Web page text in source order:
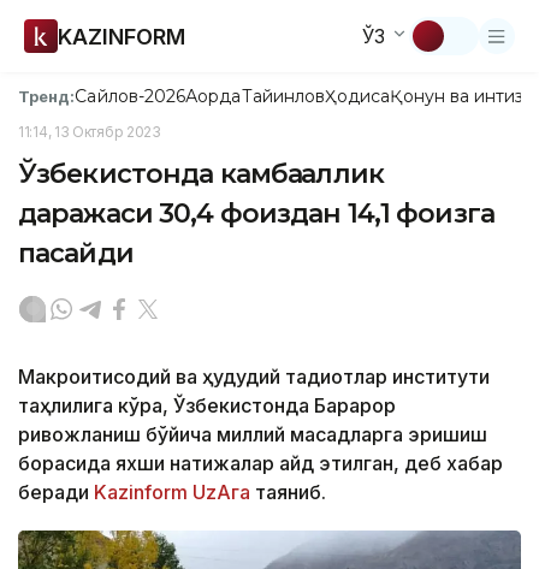
KAZINFORM ЎЗ
Тренд:Сайлов-2026АқордаТайинловҲодисаҚонун ва
11:14, 13 Октябр 2023
Ўзбекистонда камбағаллик
даражаси 30,4 фоиздан 14,1 фоизга
пасайди
Макроиқтисодий ва ҳудудий тадқиқотлар институти
таҳлилига кўра, Ўзбекистонда Барқарор
ривожланиш бўйича миллий мақсадларга эришиш
борасида яхши натижалар қайд этилган, деб хабар
беради Kazinform UzAга таяниб.